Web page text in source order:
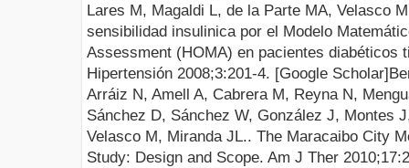
Lares M, Magaldi L, de la Parte MA, Velasco
sensibilidad insulinica por el Modelo
Assessment (HOMA) en pacientes diabéticos
Hipertensión 2008;3:201-4. [Google Scholar]
Arráiz N, Amell A, Cabrera M, Reyna N,
Sánchez D, Sánchez W, González J, Montes
Velasco M, Miranda JL.. The Maracaibo City
Study: Design and Scope. Am J Ther